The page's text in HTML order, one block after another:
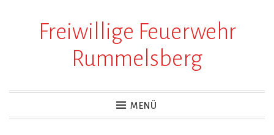
Freiwillige Feuerwehr
Rummelsberg
MENÜ